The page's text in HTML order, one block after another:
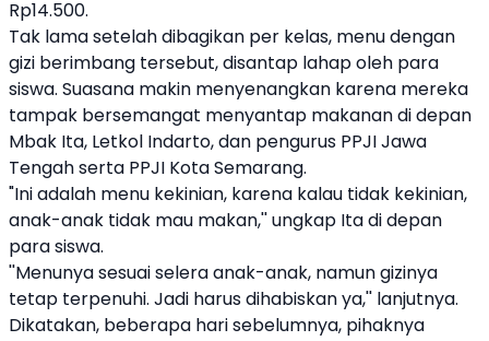
Rp14.500.
Tak lama setelah dibagikan per kelas, menu dengan
gizi berimbang tersebut, disantap lahap oleh para
siswa. Suasana makin menyenangkan karena mereka
tampak bersemangat menyantap makanan di depan
Mbak Ita, Letkol Indarto, dan pengurus PPJI Jawa
Tengah serta PPJI Kota Semarang.
"Ini adalah menu kekinian, karena kalau tidak kekinian,
anak-anak tidak mau makan,'' ungkap Ita di depan
para siswa.
''Menunya sesuai selera anak-anak, namun gizinya
tetap terpenuhi. Jadi harus dihabiskan ya,'' lanjutnya.
Dikatakan, beberapa hari sebelumnya, pihaknya